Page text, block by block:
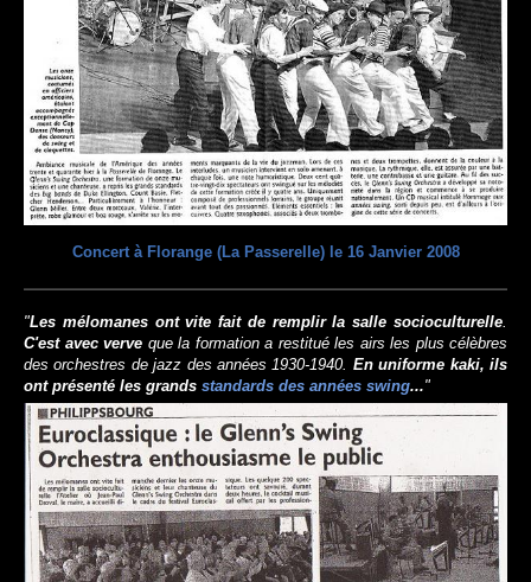
Concert à Florange (La Passerelle) le 16 Janvier 2008
"Les mélomanes ont vite fait de remplir la salle socioculturelle
C'est avec verve que la formation a restitué les airs les plus célèbres
des orchestres de jazz des années 1930-1940. En uniforme kaki, ils
ont présenté les grands standards des années swing..."